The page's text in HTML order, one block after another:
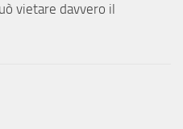
vietare davvero il